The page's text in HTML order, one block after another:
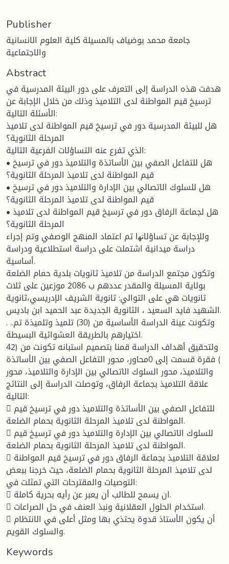
Publisher
جامعة محمد بوضياف بالمسيلة كلية العلوم الانسانية
والاجتماعية
Abstract
هدفت هذه الدراسة إلى التعرف على دور البيئة المدرسية في
ترسيخ قيم المواطنة لدى التلاميذ وذلك من خلال الإجابة عن
الأسئلة التالية:
هل للبيئة المدرسية دور في ترسيخ قيم المواطنة لدى تلاميذ
المرحلة الثانوية؟
الذي تفرع عنه التساؤلات الفرعية التالية:
• هل للتفاعل الصفي بين الأساتذة والتلاميذ دور في ترسيخ
قيم المواطنة لدى تلاميذ المرحلة الثانوية؟
• هل للسلوك الاتصالي بين الإدارة والتلاميذ دور في ترسيخ
قيم المواطنة لدى تلاميذ المرحلة الثانوية؟
• هل لجماعة الرفاق دور في ترسيخ قيم المواطنة لدى تلاميذ
المرحلة الثانوية؟
وللإجابة عن تساؤلاﺗﻬا تم اعتماد المنهج الوصفي وتم إجراء
دراسة ميدانية اشتملت على دراسة استطلاعية ودراسة
أساسية.
وتكون مجتمع الدراسة من تلاميذ ثانويات بلدية حمام الضلعة
بولاية المسيلة والمقدر عددهم ب 2086 موزعين على ثلاث
ثانويات هي على التوالي: ثانوية الشريف الإدريسي،ثانوية
الشهيد فايد السعيد ، الثانوية الجديدة عبد الحميد ابن باديس.
. ..وتكونت عينة الدراسة الأساسية من (30) تلميذ وتلميذة تم
اختيارهم بالطريقة العشوائية البسيطة.
ولتحقيق أهداف الدراسة قمنا بتصميم استبانه تكونت من (42
) فقرة قسمت إلى 0محاور، محور التفاعل الصفي بين الأساتذة
والتلاميذ، محور السلوك الاتصالي بين الإدارة والتلاميذ، محور
علاقة التلاميذ بجماعة الرفاق، وتوصلت الدراسة إلى النتائج
التالية:
 للتفاعل الصفي بين الأساتذة والتلاميذ دور في ترسيخ قيم
المواطنة لدى تلاميذ المرحلة الثانوية بحمام الضلعة.
 للسلوك الاتصالي بين الإدارة والتلاميذ دور في ترسيخ قيم
المواطنة لدى تلاميذ المرحلة الثانوية بحمام الضلعة.
 لعلاقة التلاميذ بجماعة الرفاق دور في ترسيخ قيم المواطنة
لدى تلاميذ المرحلة الثانوية بحمام الضلعة، حيث خرجنا ببعض
التوصيات والمقترحات التي تمثلت في:
 ان يسمح للطالب أن يعبر عن رأيه بحرية كاملة.
 استخدام الحلول العقلانية ونبذ العنف في حل الصراعات.
 أن يكون الأستاذ قدوة يحتذي بها ومثل أعلى في الانتظام
والسلوك القويم.
Keywords